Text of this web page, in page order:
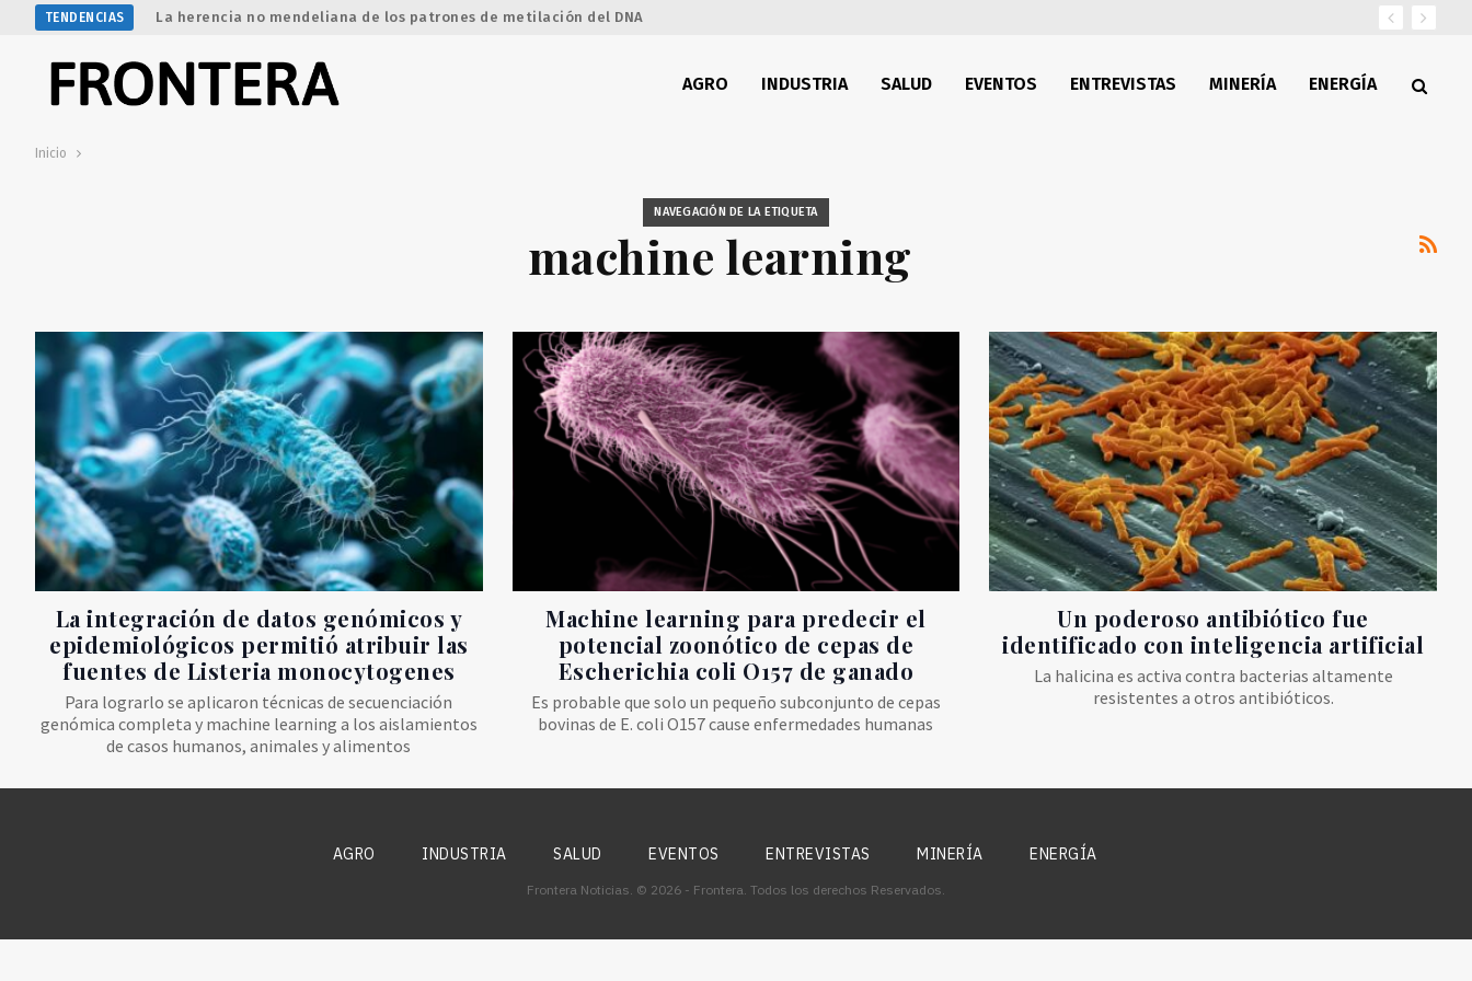
TENDENCIAS La herencia no mendeliana de los patrones de metilación del DNA
AGRO INDUSTRIA SALUD EVENTOS ENTREVISTAS MINERÍA ENERGÍA
Inicio
NAVEGACIÓN DE LA ETIQUETA
machine learning
La integración de datos genómicos y
epidemiológicos permitió atribuir las
fuentes de Listeria monocytogenes
Para lograrlo se aplicaron técnicas de secuenciación
genómica completa y machine learning a los aislamientos
de casos humanos, animales y alimentos
Machine learning para predecir el
potencial zoonótico de cepas de
Escherichia coli O157 de ganado
Es probable que solo un pequeño subconjunto de cepas
bovinas de E. coli O157 cause enfermedades humanas
Un poderoso antibiótico fue
identificado con inteligencia artificial
La halicina es activa contra bacterias altamente
resistentes a otros antibióticos.
AGRO INDUSTRIA SALUD EVENTOS ENTREVISTAS MINERÍA ENERGÍA
Frontera Noticias. © 2026 - Frontera. Todos los derechos Reservados.